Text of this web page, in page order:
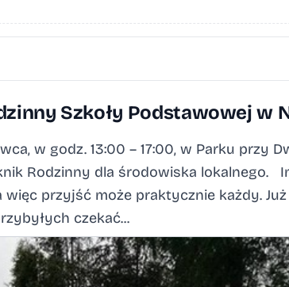
Szkoły Podstawowej w
w godz. 13:00 – 17:00, w Parku przy
Rodzinny dla środowiska lokalnego.
przyjść może praktycznie każdy.
czekać...